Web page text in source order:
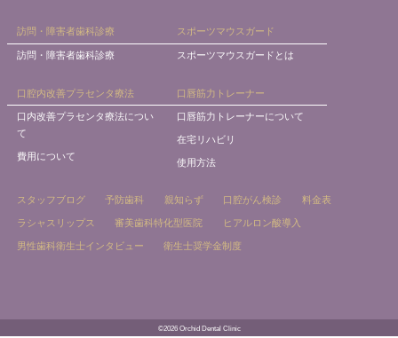
訪問・障害者歯科診療
訪問・障害者歯科診療
スポーツマウスガード
スポーツマウスガードとは
口腔内改善プラセンタ療法
口内改善プラセンタ療法につい
て
費用について
口唇筋力トレーナー
口唇筋力トレーナーについて
在宅リハビリ
使用方法
スタッフブログ 予防歯科 親知らず 口腔がん検診 料金表
ラシャスリップス 審美歯科特化型医院 ヒアルロン酸導入
男性歯科衛生士インタビュー 衛生士奨学金制度
©2026 Orchid Dental Clinic